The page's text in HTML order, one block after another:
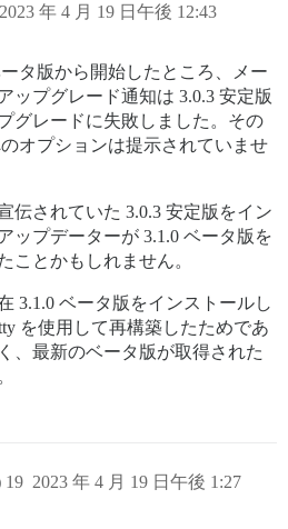
2023 年 4 月 19 日午後 12:43
タ版から開始したところ、メー
ップグレード通知は 3.0.3 安定版
グレードに失敗しました。その
オプションは提示されていませ
伝されていた 3.0.3 安定版をイン
ップデーターが 3.1.0 ベータ版を
ことかもしれません。
3.1.0 ベータ版をインストールし
を使用して再構築したためであ
、最新のベータ版が取得された
2023 年 4 月 19 日午後 1:27
19